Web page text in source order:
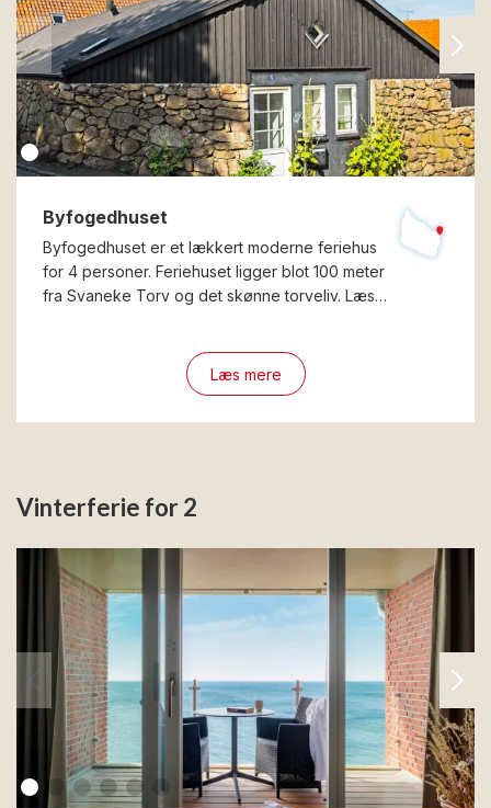
Byfogedhuset
Byfogedhuset er et lækkert moderne feriehus
for 4 personer. Feriehuset ligger blot 100 meter
fra Svaneke Torv og det skønne torveliv. Læs…
Læs mere
Vinterferie for 2